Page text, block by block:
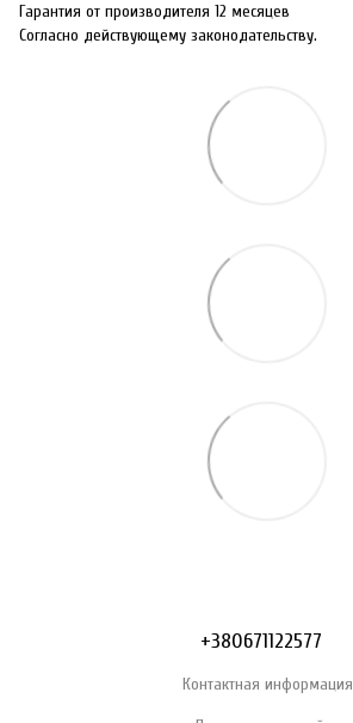
Гарантия от производителя 12 месяцев
Согласно действующему законодательству.
+380671122577
Контактная информация